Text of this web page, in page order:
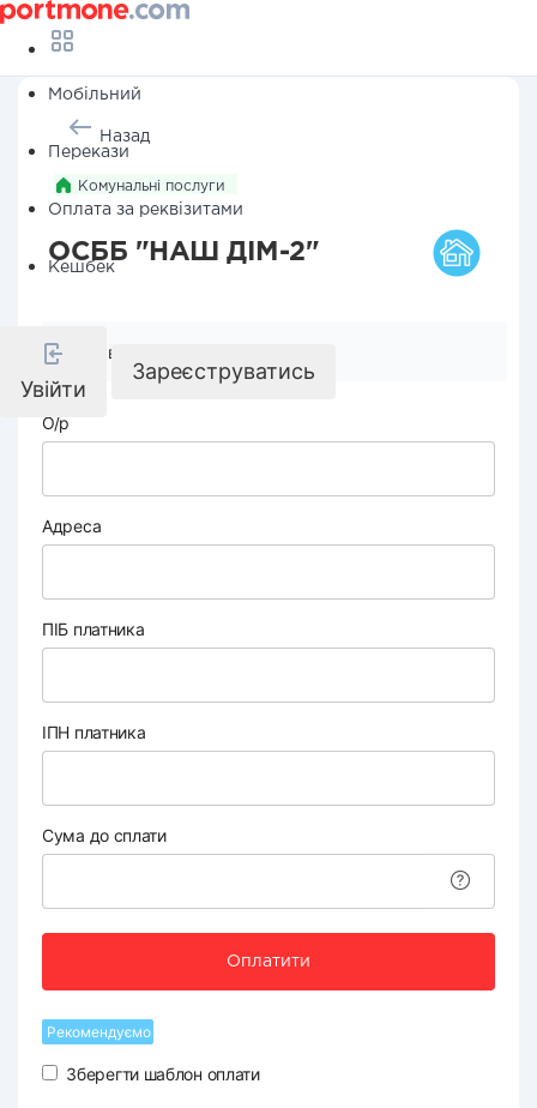
Мобільний
Перекази
Оплата за реквізитами
Кешбек
Увійти
Зареєструватись
Назад
Комунальні послуги
ОСББ "НАШ ДІМ-2"
Реквізити компанії
О/р
Адреса
ПІБ платника
ІПН платника
Сума до сплати
Оплатити
Рекомендуємо
Зберегти шаблон оплати